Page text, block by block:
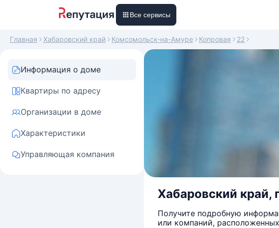
Все сервисы
Главная Хабаровский край Комсомольск-на-Амуре Копровая 22
Информация о доме
Квартиры по адресу
Организации в доме
Характеристики
Управляющая компания
Хабаровский край,
Получите подробную
или компаний,